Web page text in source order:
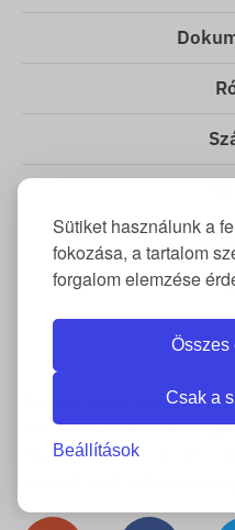
Sütiket használunk a
fokozása, a tartalom
forgalom elemzése
Összes
Csak a
Beállítások
: FlexCom
Fót, Szent Imre u. 94. |
Móricz Zsigmond út 45. |